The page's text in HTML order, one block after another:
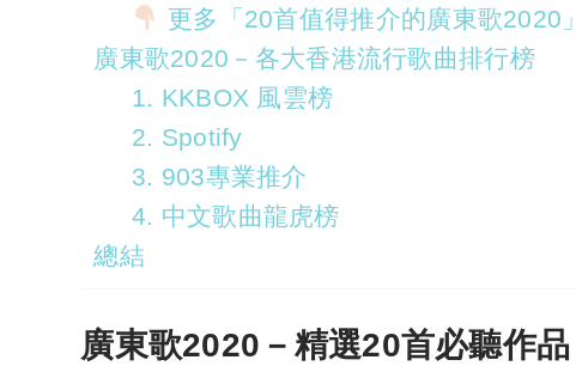
更多「20首值得推介的廣東歌2020」
廣東歌2020－各大香港流行歌曲排行榜
1. KKBOX 風雲榜
2. Spotify
3. 903專業推介
4. 中文歌曲龍虎榜
總結
廣東歌2020－精選20首必聽作品